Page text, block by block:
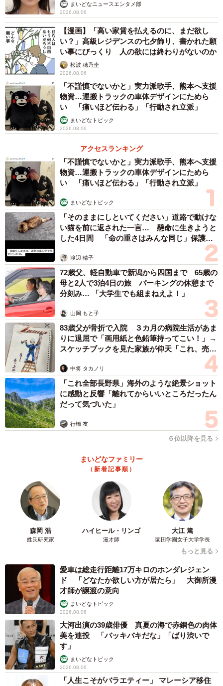
まいどなニュースエンタメ部
2026.08.06
【漫画】「高い家賃を払えるのに、まだ欲し
い？」高級レジデンスの七夕飾り、書かれた願
い事にびっくり 人の欲には終わりがないのか
松波 穂乃圭
2026.08.06
「不謹慎でないかと」実力派歌手、熊本へ支援
物資…運搬トラックの車体デザインにためら
い 「痛いほど伝わる」「行動され立派」
まいどなトピック
2026.08.06
アクセスランキング
「不謹慎でないかと」実力派歌手、熊本へ支援
物資…運搬トラックの車体デザインにためら
い 「痛いほど伝わる」「行動され立派」
まいどなトピック
「そのままにしといてください」道路で動けな
い猫を前に返された一言… 懸命に生きようと
した4日間 「命の重さはみんな同じ」保護団
渡辺 晴子
72歳父、軽自動車で新潟から四国まで 65歳の
母と2人で3泊4日の旅 パーキングの休憩まで
分刻み… 「大学生でも組まねえよ！」
山岡 もと子
83歳父が骨折で入院 ３カ月の病院生活があま
りに退屈で「画用紙と色鉛筆持ってこい！」→
スケッチブックを見た家族が仰天「これ、売れ
中将 タカノリ
「これ全部長野県」海外のような絶景ショット
に感動と反響「離れてからいいところだったん
だって気づいた」
行橋 友
６位以降を見る
まいどなファミリー
（新着記事順）
森岡 浩
姓氏研究家
ハイヒール・リンゴ
漫才師
大江 篤
園田学園女子大学学長
もっと見る
愛車は総走行距離17万キロのホンダレジェン
ド 「どなたか欲しい方が居たら」 大御所漫
才師が譲渡の意向
まいどなトピック
2026.08.06
大河出演の39歳俳優 真夏の海で赤銅色の肉体
美を連投 「バッキバキだな」「ばり渋いで
す」
まいどなトピック
2026.08.06
「人生こそがバラエティー」 マレーシア移住